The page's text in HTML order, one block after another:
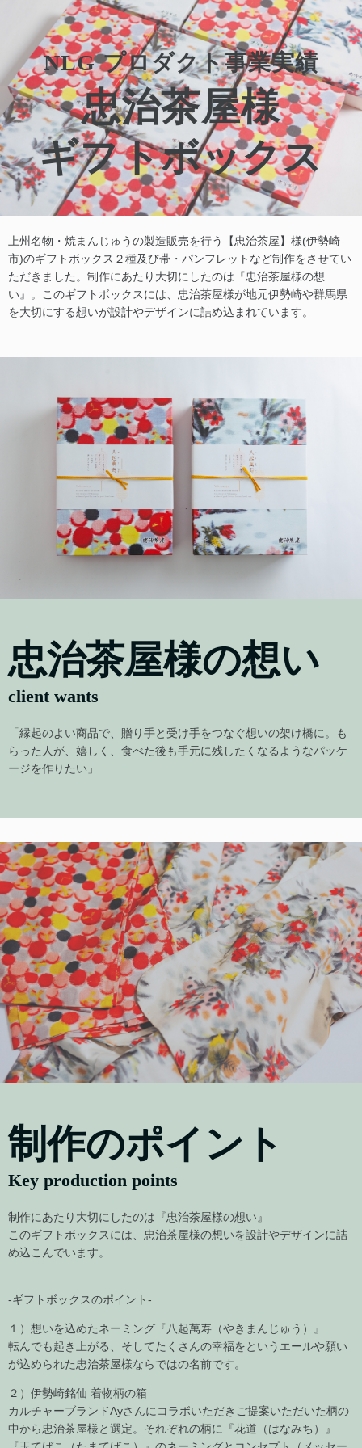
NLGプロダクト事業実績
忠治茶屋様
ギフトボックス
上州名物・焼まんじゅうの製造販売を行う【忠治茶屋】様(伊勢崎
市)のギフトボックス２種及び帯・パンフレットなど制作をさせてい
ただきました。制作にあたり大切にしたのは『忠治茶屋様の想
い』。このギフトボックスには、忠治茶屋様が地元伊勢崎や群馬県
を大切にする想いが設計やデザインに詰め込まれています。
忠治茶屋様の想い
client wants
「縁起のよい商品で、贈り手と受け手をつなぐ想いの架け橋に。も
らった人が、嬉しく、食べた後も手元に残したくなるようなパッケ
ージを作りたい」
制作のポイント
Key production points
制作にあたり大切にしたのは『忠治茶屋様の想い』
このギフトボックスには、忠治茶屋様の想いを設計やデザインに詰
め込こんでいます。
-ギフトボックスのポイント-
１）想いを込めたネーミング『八起萬寿（やきまんじゅう）』
転んでも起き上がる、そしてたくさんの幸福をというエールや願い
が込められた忠治茶屋様ならではの名前です。
２）伊勢崎銘仙 着物柄の箱
カルチャーブランドAyさんにコラボいただきご提案いただいた柄の
中から忠治茶屋様と選定。それぞれの柄に『花道（はなみち）』